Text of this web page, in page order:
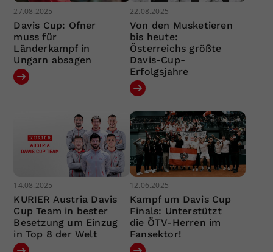
27.08.2025
Davis Cup: Ofner
muss für
Länderkampf in
Ungarn absagen
22.08.2025
Von den Musketieren
bis heute:
Österreichs größte
Davis-Cup-
Erfolgsjahre
14.08.2025
KURIER Austria Davis
Cup Team in bester
Besetzung um Einzug
in Top 8 der Welt
12.06.2025
Kampf um Davis Cup
Finals: Unterstützt
die ÖTV-Herren im
Fansektor!